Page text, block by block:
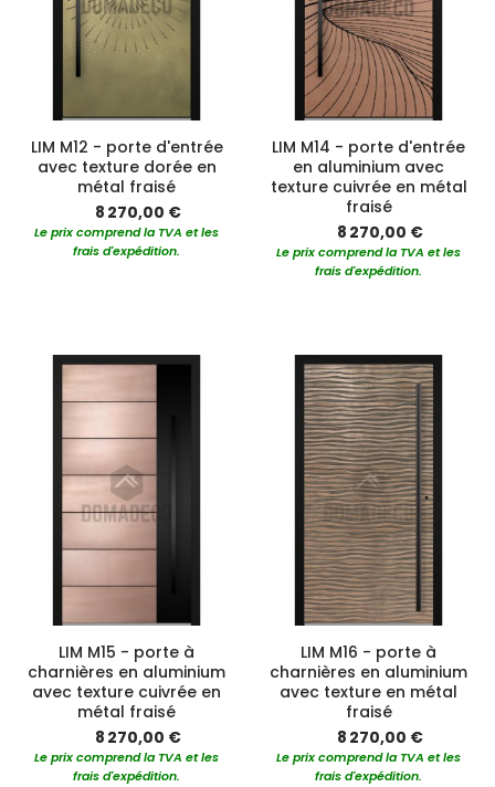
LIM M12 - porte d'entrée
avec texture dorée en
métal fraisé
8 270,00 €
Le prix comprend la TVA et les
frais d'expédition.
LIM M14 - porte d'entrée
en aluminium avec
texture cuivrée en métal
fraisé
8 270,00 €
Le prix comprend la TVA et les
frais d'expédition.
LIM M15 - porte à
charnières en aluminium
avec texture cuivrée en
métal fraisé
8 270,00 €
Le prix comprend la TVA et les
frais d'expédition.
LIM M16 - porte à
charnières en aluminium
avec texture en métal
fraisé
8 270,00 €
Le prix comprend la TVA et les
frais d'expédition.